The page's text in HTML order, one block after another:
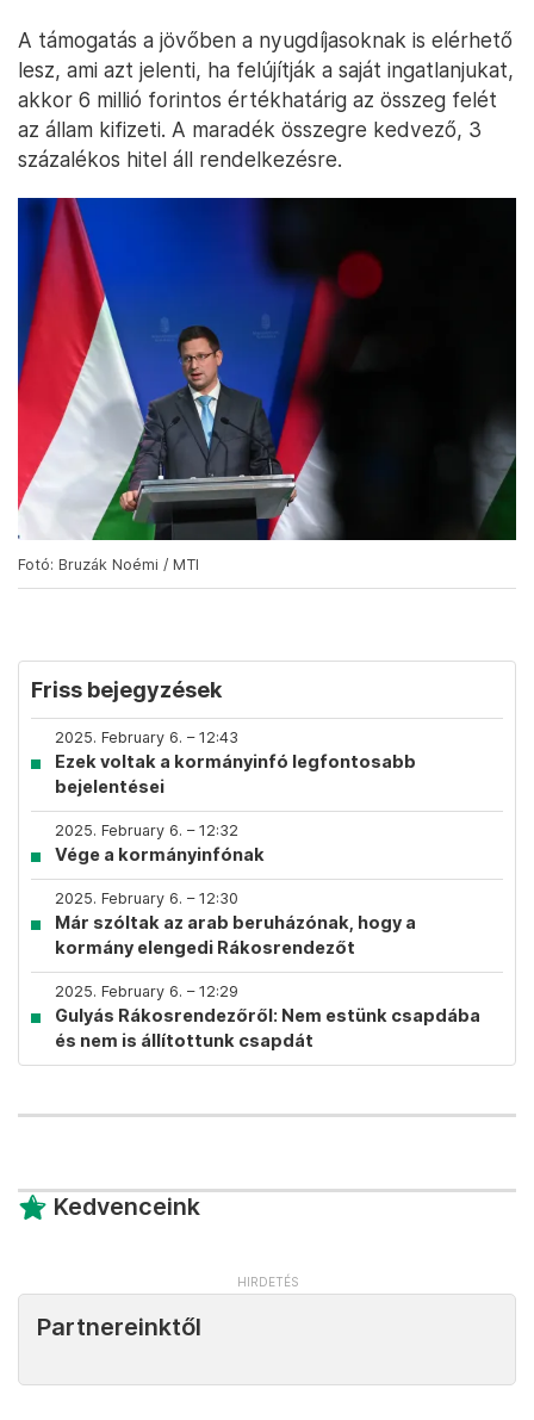
A támogatás a jövőben a nyugdíjasoknak is elérhető
lesz, ami azt jelenti, ha felújítják a saját ingatlanjukat,
akkor 6 millió forintos értékhatárig az összeg felét
az állam kifizeti. A maradék összegre kedvező, 3
százalékos hitel áll rendelkezésre.
Fotó: Bruzák Noémi / MTI
Friss bejegyzések
2025. February 6. – 12:43
Ezek voltak a kormányinfó legfontosabb
bejelentései
2025. February 6. – 12:32
Vége a kormányinfónak
2025. February 6. – 12:30
Már szóltak az arab beruházónak, hogy a
kormány elengedi Rákosrendezőt
2025. February 6. – 12:29
Gulyás Rákosrendezőről: Nem estünk csapdába
és nem is állítottunk csapdát
Kedvenceink
Partnereinktől